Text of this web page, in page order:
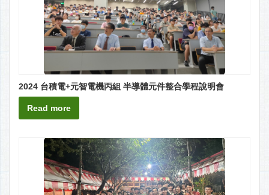
2024 台積電+元智電機丙組 半導體元件整合學程說明會
Read more